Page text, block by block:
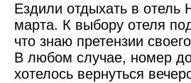
Ездили отдыхать в отель
марта. К выбору отеля
что знаю претензии
В любом случае, номер
хотелось вернуться